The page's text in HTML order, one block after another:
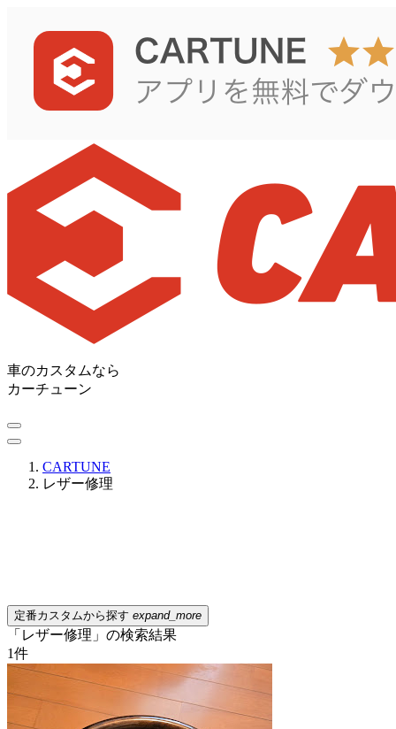
車のカスタムなら
カーチューン
CARTUNE
レザー修理
定番カスタムから探す expand_more
「レザー修理」の検索結果
1件